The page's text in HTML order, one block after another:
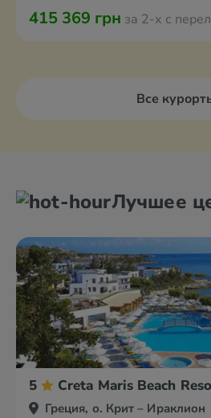
415 369 грн за 2-х с
Все
Лучшее
5 Creta Maris Beach
Греция, о. Крит – Ираклион